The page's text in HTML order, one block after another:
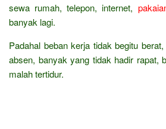
sewa rumah, telepon, internet,
banyak lagi.
Padahal beban kerja tidak begitu
absen, banyak yang tidak hadir rapat,
malah tertidur.